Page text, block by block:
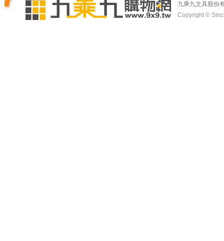
九乘九文具股份
Copyright ©